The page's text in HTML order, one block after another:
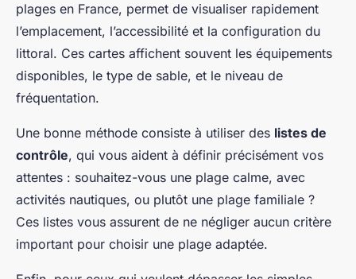
plages en France, permet de visualiser rapidement
l’emplacement, l’accessibilité et la configuration du
littoral. Ces cartes affichent souvent les équipements
disponibles, le type de sable, et le niveau de
fréquentation.
Une bonne méthode consiste à utiliser des listes de
contrôle, qui vous aident à définir précisément vos
attentes : souhaitez-vous une plage calme, avec
activités nautiques, ou plutôt une plage familiale ?
Ces listes vous assurent de ne négliger aucun critère
important pour choisir une plage adaptée.